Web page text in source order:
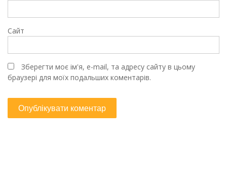
Сайт
Зберегти моє ім'я, e-mail, та адресу сайту в цьому
браузері для моїх подальших коментарів.